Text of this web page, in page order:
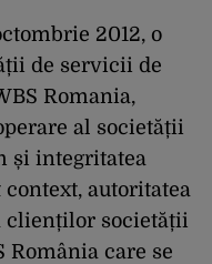
2012, o
de servicii de
Romania,
al societății
și integritatea
autoritatea
clienților societății
care se